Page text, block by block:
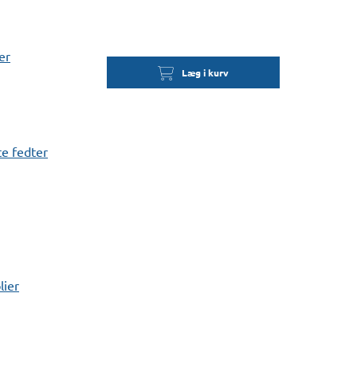
fedter
Læg i kurv